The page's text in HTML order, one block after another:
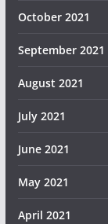
October 2021
September 2021
August 2021
July 2021
June 2021
May 2021
April 2021